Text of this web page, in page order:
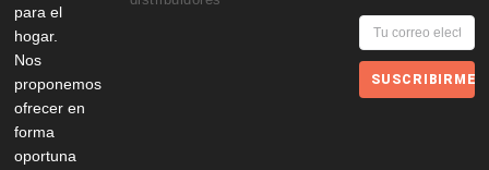
para el
hogar.
Nos
proponemos
ofrecer en
forma
oportuna
SUSCRIBIRME